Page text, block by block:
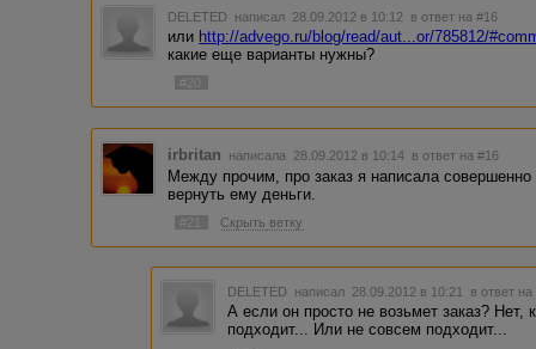
DELETED написал 28.09.2012 в 10:12 в ответ на #16
или http://advego.ru/blog/read/aut...or/785812/
какие еще варианты нужны?
#20
irbritan написала 28.09.2012 в 10:14 в ответ на #16
Между прочим, про заказ я написала
вернуть ему деньги.
#21 Скрыть ветку
DELETED написал 28.09.2012 в 10:21 в ответ
А если он просто не возьмет заказ?
подходит... Или не совсем подходит...